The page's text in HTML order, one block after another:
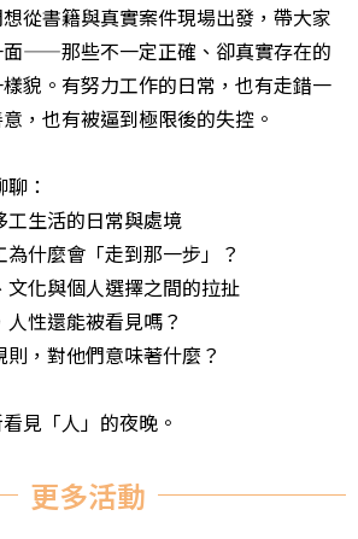
從書籍與真實案件現場出發，帶大家
面——那些不一定正確、卻真實存在的
貌。有努力工作的日常，也有走錯一
，也有被逼到極限後的失控。
：
工生活的日常與處境
什麼會「走到那一步」？
文化與個人選擇之間的拉扯
性還能被看見嗎？
，對他們意味著什麼？
見「人」的夜晚。
更多活動